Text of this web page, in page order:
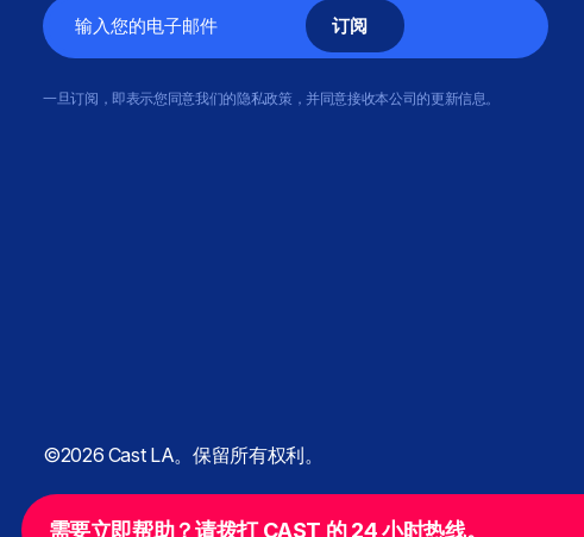
需要立即帮助？请拨打 CAST 的 24 小时热线。
电
子
一旦订阅，即表示您同意我们的隐私政策，并同意接收本公司的更新信息。
©2026 Cast LA。保留所有权利。